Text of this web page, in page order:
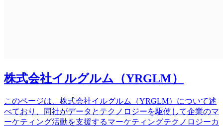
株式会社イルグルム（YRGLM）
このページは、株式会社イルグルム（YRGLM）について述
べており、同社がデータとテクノロジーを駆使して企業のマ
ーケティング活動を支援するマーケティングテクノロジーカ